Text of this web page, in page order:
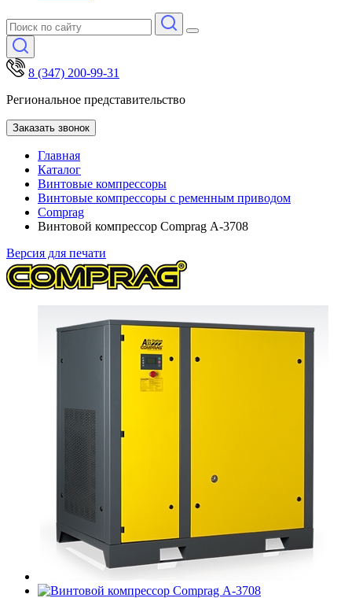
8 (347) 200-99-31
Региональное представительство
Заказать звонок
Главная
Каталог
Винтовые компрессоры
Винтовые компрессоры с ременным приводом
Comprag
Винтовой компрессор Comprag А-3708
Версия для печати